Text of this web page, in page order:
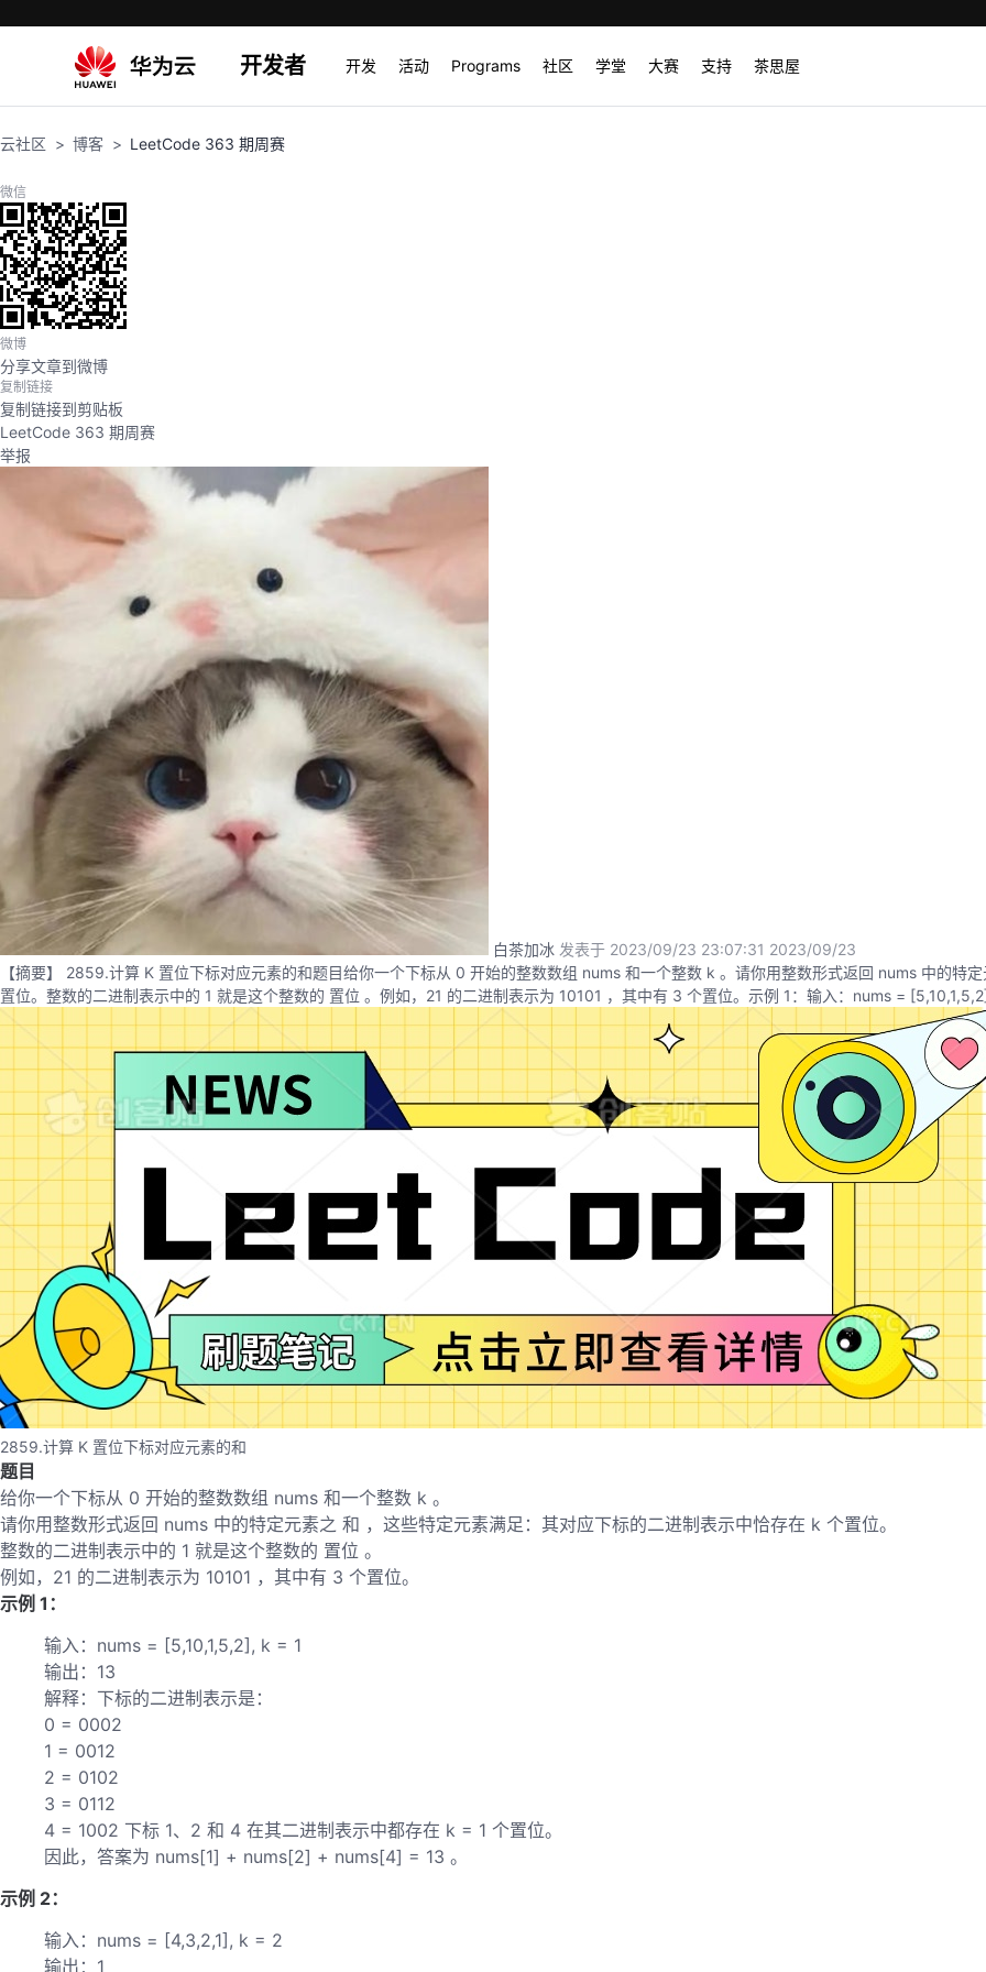
开发者 开发 活动 Programs 社区 学堂 大赛 支持 茶思屋
云社区 博客 LeetCode 363 期周赛
微信
微博
分享文章到微博
复制链接
复制链接到剪贴板
LeetCode 363 期周赛
举报
白茶加冰 发表于 2023/09/23 23:07:31 2023/09/23
【摘要】 2859.计算 K 置位下标对应元素的和题目给你一个下标从 0 开始的整数数组 nums 和一个整数 k 。请你用整数形式返回 nums 中的特
置位。整数的二进制表示中的 1 就是这个整数的 置位 。例如，21 的二进制表示为 10101 ，其中有 3 个置位。示例 1：输入：nums =
2859.计算 K 置位下标对应元素的和
题目
给你一个下标从 0 开始的整数数组 nums 和一个整数 k 。
请你用整数形式返回 nums 中的特定元素之 和 ，这些特定元素满足：其对应下标的二进制表示中恰存在 k 个置位。
整数的二进制表示中的 1 就是这个整数的 置位 。
例如，21 的二进制表示为 10101 ，其中有 3 个置位。
示例 1：
输入：nums = [5,10,1,5,2], k = 1
输出：13
解释：下标的二进制表示是：
0 = 0002
1 = 0012
2 = 0102
3 = 0112
4 = 1002 下标 1、2 和 4 在其二进制表示中都存在 k = 1 个置位。
因此，答案为 nums[1] + nums[2] + nums[4] = 13 。
示例 2：
输入：nums = [4,3,2,1], k = 2
输出：1